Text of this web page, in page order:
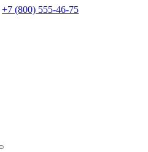
+7 (800) 555-46-75